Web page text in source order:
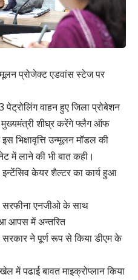
प्रोजेक्ट एडवांस स्टेज पर
वाहन हुए जिला प्रोबेशन
मुख्यमंत्री शीघ्र करेंगे फ्लैग ऑफ
भिक्षावृत्ति उन्मूलन मॉडल की
में लाने की भी बात कही।
केयर शैल्टर का कार्य हुआ
सरफीना एनजीओ के साथ
आपस में अन्तरित
सरकार ने पूर्ण रूप से किया डीएम के
में पढाई बावत माइक्रोप्लान किया